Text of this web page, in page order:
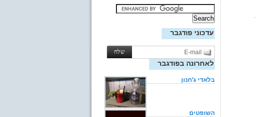
עדכוני פודגבר
לאחרונה בפודגבר
בלאדי ג’חנון
השופטים